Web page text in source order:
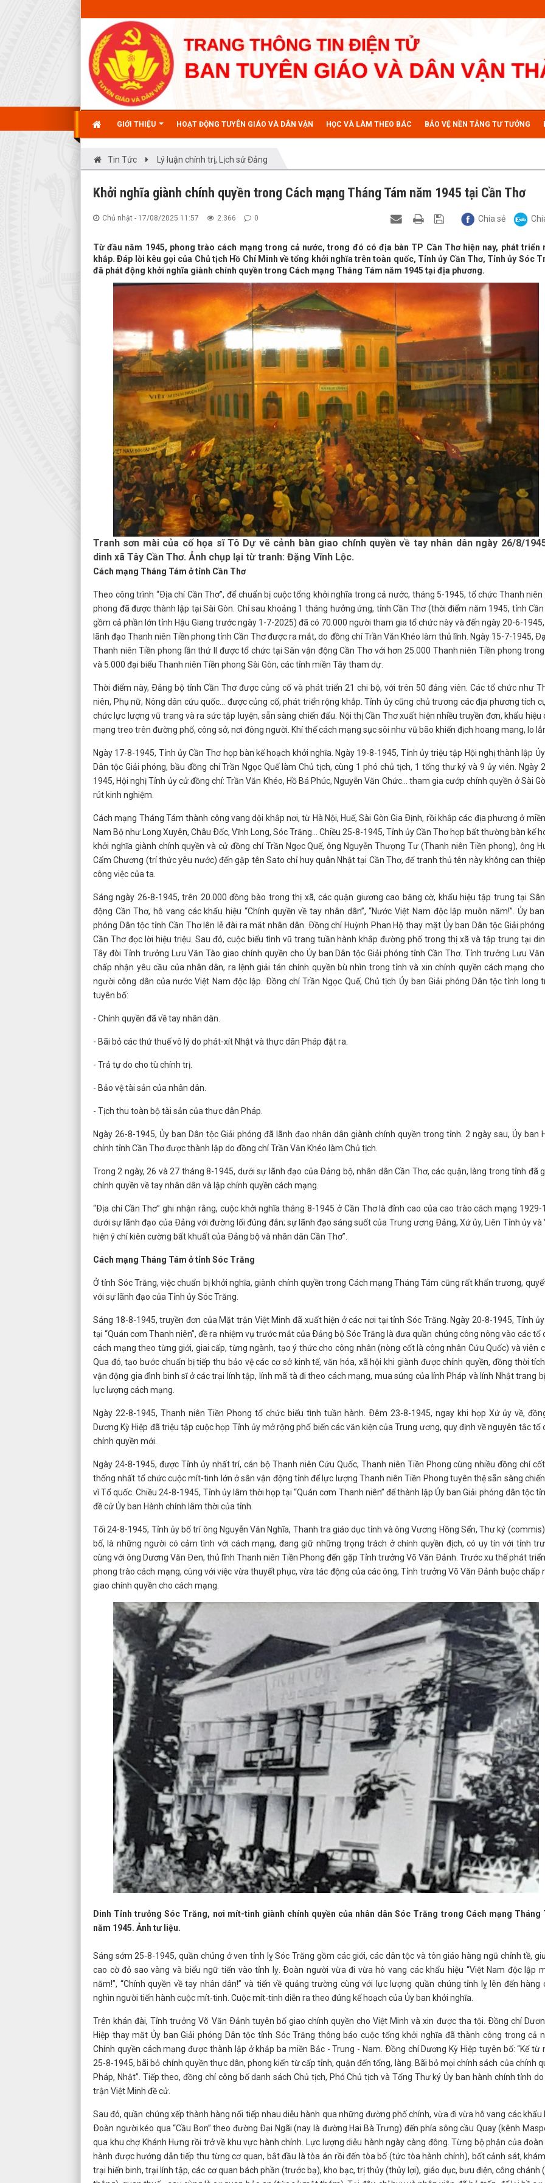
GIỚI THIỆU HOẠT ĐỘNG TUYÊN GIÁO VÀ DÂN VẬN HỌC VÀ LÀM THEO BÁC BẢO VỆ NỀN TẢNG TƯ TƯỞNG
Tin Tức Lý luận chính trị, Lịch sử Đảng
Khởi nghĩa giành chính quyền trong Cách mạng Tháng Tám năm 1945 tại Cần Thơ
Chủ nhật - 17/08/2025 11:57 2.366 0 Chia sẻ
Từ đầu năm 1945, phong trào cách mạng trong cả nước, trong đó có địa bàn TP Cần Thơ hiện nay, phát triển
khắp. Ðáp lời kêu gọi của Chủ tịch Hồ Chí Minh về tổng khởi nghĩa trên toàn quốc, Tỉnh ủy Cần Thơ, Tỉnh ủy Sóc
đã phát động khởi nghĩa giành chính quyền trong Cách mạng Tháng Tám năm 1945 tại địa phương.
Tranh sơn mài của cố họa sĩ Tô Dự vẽ cảnh bàn giao chính quyền về tay nhân dân ngày 26/8/
dinh xã Tây Cần Thơ. Ảnh chụp lại từ tranh: Đặng Vĩnh Lộc.
Cách mạng Tháng Tám ở tỉnh Cần Thơ
Theo công trình “Ðịa chí Cần Thơ”, để chuẩn bị cuộc tổng khởi nghĩa trong cả nước, tháng 5-1945, tổ chức Thanh niên
phong đã được thành lập tại Sài Gòn. Chỉ sau khoảng 1 tháng hưởng ứng, tỉnh Cần Thơ (thời điểm năm 1945, tỉnh
gồm cả phần lớn tỉnh Hậu Giang trước ngày 1-7-2025) đã có 70.000 người tham gia tổ chức này và đến ngày 20-6-
lãnh đạo Thanh niên Tiền phong tỉnh Cần Thơ được ra mắt, do đồng chí Trần Văn Khéo làm thủ lĩnh. Ngày 15-7-1945,
Thanh niên Tiền phong lần thứ II được tổ chức tại Sân vận động Cần Thơ với hơn 25.000 Thanh niên Tiền phong
và 5.000 đại biểu Thanh niên Tiền phong Sài Gòn, các tỉnh miền Tây tham dự.
Thời điểm này, Ðảng bộ tỉnh Cần Thơ được củng cố và phát triển 21 chi bộ, với trên 50 đảng viên. Các tổ chức như
niên, Phụ nữ, Nông dân cứu quốc... được củng cố, phát triển rộng khắp. Tỉnh ủy cũng chủ trương các địa phương tích
chức lực lượng vũ trang và ra sức tập luyện, sẵn sàng chiến đấu. Nội thị Cần Thơ xuất hiện nhiều truyền đơn, khẩu hiệu
mạng treo trên đường phố, công sở, nơi đông người. Khí thế cách mạng sục sôi như vũ bão khiến địch hoang mang, lo
Ngày 17-8-1945, Tỉnh ủy Cần Thơ họp bàn kế hoạch khởi nghĩa. Ngày 19-8-1945, Tỉnh ủy triệu tập Hội nghị thành lập
Dân tộc Giải phóng, bầu đồng chí Trần Ngọc Quế làm Chủ tịch, cùng 1 phó chủ tịch, 1 tổng thư ký và 9 ủy viên. Ngày
1945, Hội nghị Tỉnh ủy cử đồng chí: Trần Văn Khéo, Hồ Bá Phúc, Nguyễn Văn Chức... tham gia cướp chính quyền ở Sài
rút kinh nghiệm.
Cách mạng Tháng Tám thành công vang dội khắp nơi, từ Hà Nội, Huế, Sài Gòn Gia Ðịnh, rồi khắp các địa phương ở
Nam Bộ như Long Xuyên, Châu Ðốc, Vĩnh Long, Sóc Trăng... Chiều 25-8-1945, Tỉnh ủy Cần Thơ họp bất thường bàn kế
khởi nghĩa giành chính quyền và cử đồng chí Trần Ngọc Quế, ông Nguyễn Thượng Tư (Thanh niên Tiền phong), ông
Cẩm Chương (trí thức yêu nước) đến gặp tên Sato chỉ huy quân Nhật tại Cần Thơ, để tranh thủ tên này không can
công việc của ta.
Sáng ngày 26-8-1945, trên 20.000 đồng bào trong thị xã, các quận giương cao băng cờ, khẩu hiệu tập trung tại
động Cần Thơ, hô vang các khẩu hiệu “Chính quyền về tay nhân dân”, “Nước Việt Nam độc lập muôn năm!”. Ủy ban
phóng Dân tộc tỉnh Cần Thơ lên lễ đài ra mắt nhân dân. Ðồng chí Huỳnh Phan Hộ thay mặt Ủy ban Dân tộc Giải
Cần Thơ đọc lời hiệu triệu. Sau đó, cuộc biểu tình vũ trang tuần hành khắp đường phố trong thị xã và tập trung tại
Tây đòi Tỉnh trưởng Lưu Văn Tào giao chính quyền cho Ủy ban Dân tộc Giải phóng tỉnh Cần Thơ. Tỉnh trưởng Lưu
chấp nhận yêu cầu của nhân dân, ra lệnh giải tán chính quyền bù nhìn trong tỉnh và xin chính quyền cách mạng
người công dân của nước Việt Nam độc lập. Ðồng chí Trần Ngọc Quế, Chủ tịch Ủy ban Giải phóng Dân tộc tỉnh long
tuyên bố:
- Chính quyền đã về tay nhân dân.
- Bãi bỏ các thứ thuế vô lý do phát-xít Nhật và thực dân Pháp đặt ra.
- Trả tự do cho tù chính trị.
- Bảo vệ tài sản của nhân dân.
- Tịch thu toàn bộ tài sản của thực dân Pháp.
Ngày 26-8-1945, Ủy ban Dân tộc Giải phóng đã lãnh đạo nhân dân giành chính quyền trong tỉnh. 2 ngày sau, Ủy ban
chính tỉnh Cần Thơ được thành lập do đồng chí Trần Văn Khéo làm Chủ tịch.
Trong 2 ngày, 26 và 27 tháng 8-1945, dưới sự lãnh đạo của Ðảng bộ, nhân dân Cần Thơ, các quận, làng trong tỉnh đã
chính quyền về tay nhân dân và lập chính quyền cách mạng.
“Ðịa chí Cần Thơ” ghi nhận rằng, cuộc khởi nghĩa tháng 8-1945 ở Cần Thơ là đỉnh cao của cao trào cách mạng 1929-
dưới sự lãnh đạo của Ðảng với đường lối đúng đắn; sự lãnh đạo sáng suốt của Trung ương Ðảng, Xứ ủy, Liên Tỉnh ủy và
hiện ý chí kiên cường bất khuất của Ðảng bộ và nhân dân Cần Thơ”.
Cách mạng Tháng Tám ở tỉnh Sóc Trăng
Ở tỉnh Sóc Trăng, việc chuẩn bị khởi nghĩa, giành chính quyền trong Cách mạng Tháng Tám cũng rất khẩn trương,
với sự lãnh đạo của Tỉnh ủy Sóc Trăng.
Sáng 18-8-1945, truyền đơn của Mặt trận Việt Minh đã xuất hiện ở các nơi tại tỉnh Sóc Trăng. Ngày 20-8-1945, Tỉnh
tại “Quán cơm Thanh niên”, đề ra nhiệm vụ trước mắt của Ðảng bộ Sóc Trăng là đưa quần chúng công nông vào các tổ
cách mạng theo từng giới, giai cấp, từng ngành, tạo ý thức cho công nhân (nòng cốt là công nhân Cứu Quốc) và viên
Qua đó, tạo bước chuẩn bị tiếp thu bảo vệ các cơ sở kinh tế, văn hóa, xã hội khi giành được chính quyền, đồng thời
vận động gia đình binh sĩ ở các trại lính tập, lính mã tà đi theo cách mạng, mua súng của lính Pháp và lính Nhật trang
lực lượng cách mạng.
Ngày 22-8-1945, Thanh niên Tiền Phong tổ chức biểu tình tuần hành. Ðêm 23-8-1945, ngay khi họp Xứ ủy về,
Dương Kỳ Hiệp đã triệu tập cuộc họp Tỉnh ủy mở rộng phổ biến các văn kiện của Trung ương, quy định về nguyên tắc tổ
chính quyền mới.
Ngày 24-8-1945, được Tỉnh ủy nhất trí, cán bộ Thanh niên Cứu Quốc, Thanh niên Tiền Phong cùng nhiều đồng chí
thống nhất tổ chức cuộc mít-tinh lớn ở sân vận động tỉnh để lực lượng Thanh niên Tiền Phong tuyên thệ sẵn sàng
vì Tổ quốc. Chiều 24-8-1945, Tỉnh ủy lâm thời họp tại “Quán cơm Thanh niên” để thành lập Ủy ban Giải phóng dân tộc
đề cử Ủy ban Hành chính lâm thời của tỉnh.
Tối 24-8-1945, Tỉnh ủy bố trí ông Nguyễn Văn Nghĩa, Thanh tra giáo dục tỉnh và ông Vương Hồng Sển, Thư ký
bố, là những người có cảm tình với cách mạng, đang giữ những trọng trách ở chính quyền địch, có uy tín với tỉnh
cùng với ông Dương Văn Ðen, thủ lĩnh Thanh niên Tiền Phong đến gặp Tỉnh trưởng Võ Văn Ðảnh. Trước xu thế phát
phong trào cách mạng, cùng với việc vừa thuyết phục, vừa tác động của các ông, Tỉnh trưởng Võ Văn Ðảnh buộc chấp
giao chính quyền cho cách mạng.
Dinh Tỉnh trưởng Sóc Trăng, nơi mít-tinh giành chính quyền của nhân dân Sóc Trăng trong Cách mạng Tháng
năm 1945. Ảnh tư liệu.
Sáng sớm 25-8-1945, quần chúng ở ven tỉnh lỵ Sóc Trăng gồm các giới, các dân tộc và tôn giáo hàng ngũ chỉnh tề,
cao cờ đỏ sao vàng và biểu ngữ tiến vào tỉnh lỵ. Ðoàn người vừa đi vừa hô vang các khẩu hiệu “Việt Nam độc lập
năm!”, “Chính quyền về tay nhân dân!” và tiến về quảng trường cùng với lực lượng quần chúng tỉnh lỵ lên đến hàng
nghìn người tiến hành cuộc mít-tinh. Cuộc mít-tinh diễn ra theo đúng kế hoạch của Ủy ban khởi nghĩa.
Trên khán đài, Tỉnh trưởng Võ Văn Ðảnh tuyên bố giao chính quyền cho Việt Minh và xin được tha tội. Ðồng chí
Hiệp thay mặt Ủy ban Giải phóng Dân tộc tỉnh Sóc Trăng thông báo cuộc tổng khởi nghĩa đã thành công trong cả
Chính quyền cách mạng được thành lập ở khắp ba miền Bắc - Trung - Nam. Ðồng chí Dương Kỳ Hiệp tuyên bố: “Kể từ
25-8-1945, bãi bỏ chính quyền thực dân, phong kiến từ cấp tỉnh, quận đến tổng, làng. Bãi bỏ mọi chính sách của chính
Pháp, Nhật”. Tiếp theo, đồng chí công bố danh sách Chủ tịch, Phó Chủ tịch và Tổng Thư ký Ủy ban hành chính tỉnh
trận Việt Minh đề cử.
Sau đó, quần chúng xếp thành hàng nối tiếp nhau diễu hành qua những đường phố chính, vừa đi vừa hô vang các khẩu
Ðoàn người kéo qua “Cầu Bon” theo đường Ðại Ngãi (nay là đường Hai Bà Trưng) đến phía sông cầu Quay (kênh
qua khu chợ Khánh Hưng rồi trở về khu vực hành chính. Lực lượng diễu hành ngày càng đông. Từng bộ phận của đoàn
hành được hướng dẫn tiếp thu từng cơ quan, bắt đầu là tòa án rồi đến tòa bố (tức tòa hành chính), bốt cảnh sát,
trại hiến binh, trại lính tập, các cơ quan bách phần (trước bạ), kho bạc, trị thủy (thủy lợi), giáo dục, bưu điện, công chánh